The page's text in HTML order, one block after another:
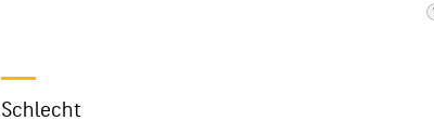
Schlecht